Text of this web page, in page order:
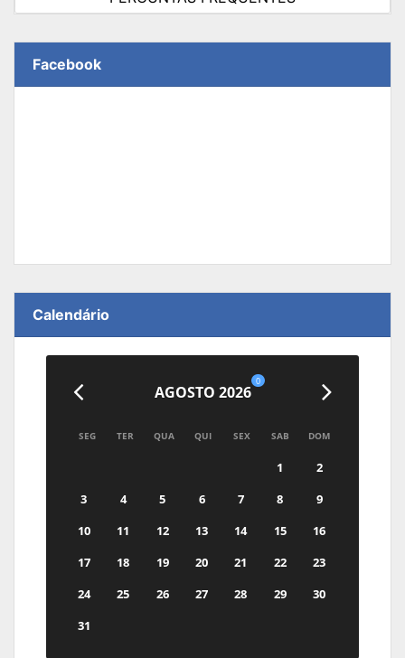
Facebook
Calendário
AGOSTO 2026
0
SEG TER QUA QUI SEX SAB DOM
1
2
3
4 5 6 7 8
9
10
11 12 13 14 15
16
17
18 19 20 21 22
23
24
25 26 27 28 29
30
31